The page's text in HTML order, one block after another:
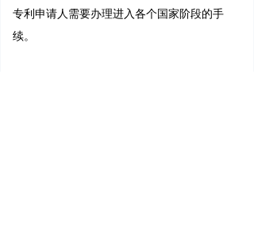
专利申请人需要办理进入各个国家阶段的手
续。